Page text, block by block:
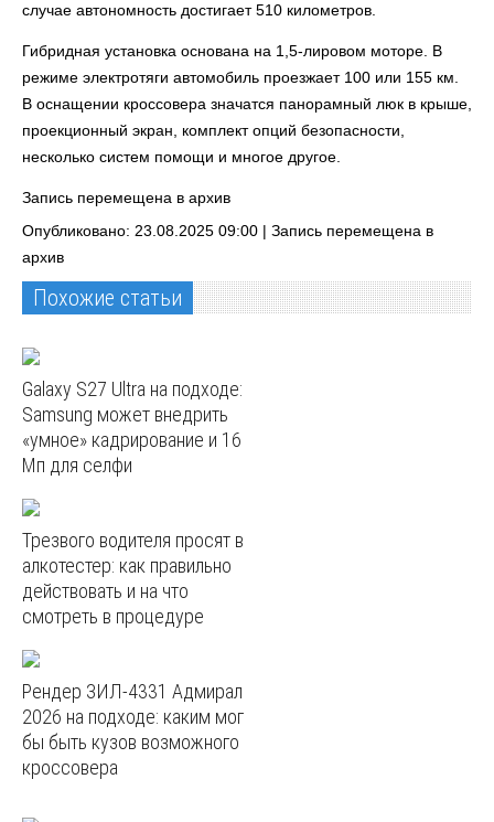
случае автономность достигает 510 километров.
Гибридная установка основана на 1,5-лировом моторе. В
режиме электротяги автомобиль проезжает 100 или 155 км.
В оснащении кроссовера значатся панорамный люк в крыше,
проекционный экран, комплект опций безопасности,
несколько систем помощи и многое другое.
Запись перемещена в архив
Опубликовано: 23.08.2025 09:00 | Запись перемещена в
архив
Похожие статьи
Galaxy S27 Ultra на подходе:
Samsung может внедрить
«умное» кадрирование и 16
Мп для селфи
Трезвого водителя просят в
алкотестер: как правильно
действовать и на что
смотреть в процедуре
Рендер ЗИЛ-4331 Адмирал
2026 на подходе: каким мог
бы быть кузов возможного
кроссовера